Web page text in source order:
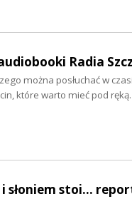
Radia
można posłuchać w
które warto mieć pod
i słoniem stoi...